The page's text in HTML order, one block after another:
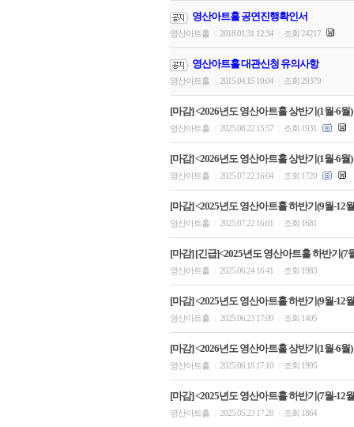
영산아트홀 공연진행확인서
영산아트홀 2018.01.31 12:34 조회 24217
영산아트홀 대관신청 유의사항
영산아트홀 2015.04.15 10:04 조회 29379
[마감] <2026년도 영산아트홀 상반기(1월-6월
영산아트홀 2025.08.22 15:57 조회 1931
[마감] <2026년도 영산아트홀 상반기(1월-6월
영산아트홀 2025.07.22 16:04 조회 1720
[마감] <2025년도 영산아트홀 하반기(9월-12
영산아트홀 2025.07.22 16:01 조회 1681
[마감] [긴급]<2025년도 영산아트홀 하반기(7
영산아트홀 2025.06.24 16:41 조회 1983
[마감] <2025년도 영산아트홀 하반기(9월-12
영산아트홀 2025.06.23 17:09 조회 1405
[마감] <2026년도 영산아트홀 상반기(1월-6월
영산아트홀 2025.06.18 17:10 조회 1995
[마감] <2025년도 영산아트홀 하반기(7월-12
영산아트홀 2025.05.23 17:28 조회 1864